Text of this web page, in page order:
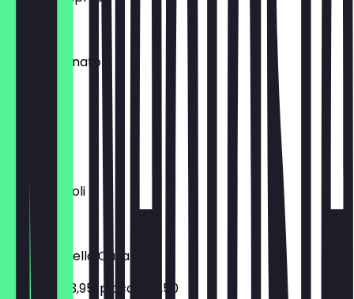
Vitello Tonnato
Panini Piccoli
€ 4,95
Antipasti della Casa
normale 23,95, piccolo 16,50